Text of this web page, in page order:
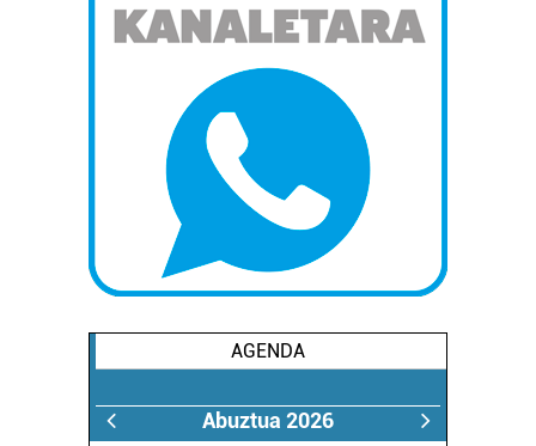
AGENDA
Abuztua 2026